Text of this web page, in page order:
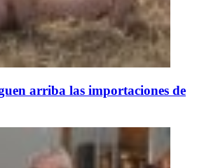
arriba las importaciones de